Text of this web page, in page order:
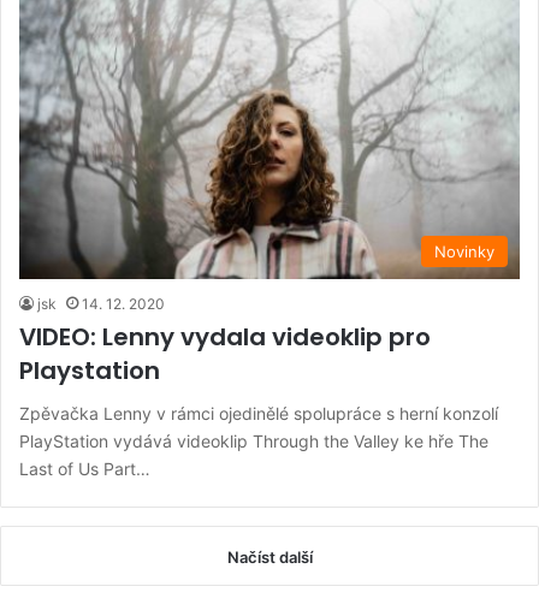
Novinky
jsk 14. 12. 2020
VIDEO: Lenny vydala videoklip pro
Playstation
Zpěvačka Lenny v rámci ojedinělé spolupráce s herní konzolí
PlayStation vydává videoklip Through the Valley ke hře The
Last of Us Part…
Načíst další